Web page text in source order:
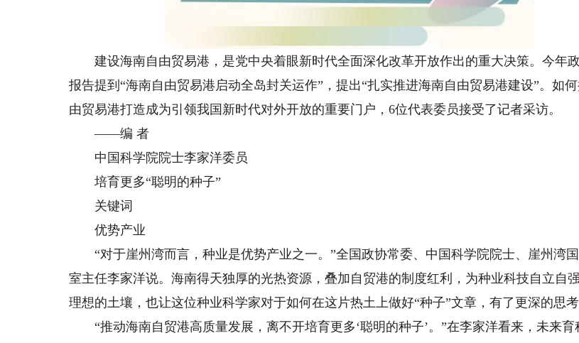
建设海南自由贸易港，是党中央着眼新时代全面深化改革开放作出的重大决策。今年
报告提到“海南自由贸易港启动全岛封关运作”，提出“扎实推进海南自由贸易港建设”。如
由贸易港打造成为引领我国新时代对外开放的重要门户，6位代表委员接受了记者采访。
——编 者
中国科学院院士李家洋委员
培育更多“聪明的种子”
关键词
优势产业
“对于崖州湾而言，种业是优势产业之一。”全国政协常委、中国科学院院士、崖州湾
室主任李家洋说。海南得天独厚的光热资源，叠加自贸港的制度红利，为种业科技自立自
理想的土壤，也让这位种业科学家对于如何在这片热土上做好“种子”文章，有了更深的思考
“推动海南自贸港高质量发展，离不开培育更多‘聪明的种子’。”在李家洋看来，未来育